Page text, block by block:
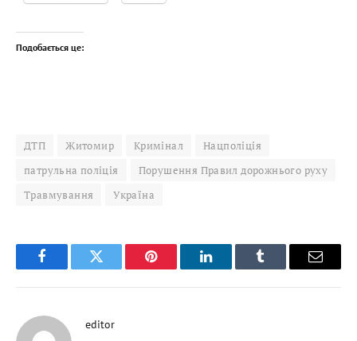
Подобається це:
ДТП Житомир Кримінал
Нацполіція
патрульна поліція
Порушення Правил дорожнього руху
Травмування
Україна
FacebookTwitter Pinterest LinkedInTumblr Email
editor